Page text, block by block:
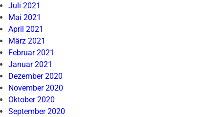
Juli 2021
Mai 2021
April 2021
März 2021
Februar 2021
Januar 2021
Dezember 2020
November 2020
Oktober 2020
September 2020